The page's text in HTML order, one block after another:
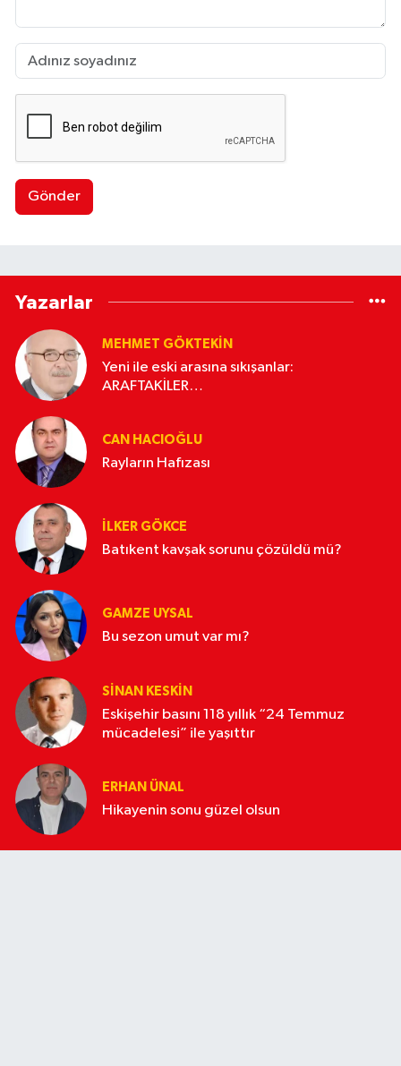
Gönder
Yazarlar
MEHMET GÖKTEKIN
Yeni ile eski arasına sıkışanlar:
ARAFTAKİLER…
CAN HACIOĞLU
Rayların Hafızası
İLKER GÖKCE
Batıkent kavşak sorunu çözüldü mü?
GAMZE UYSAL
Bu sezon umut var mı?
SINAN KESKIN
Eskişehir basını 118 yıllık “24 Temmuz
mücadelesi” ile yaşıttır
ERHAN ÜNAL
Hikayenin sonu güzel olsun